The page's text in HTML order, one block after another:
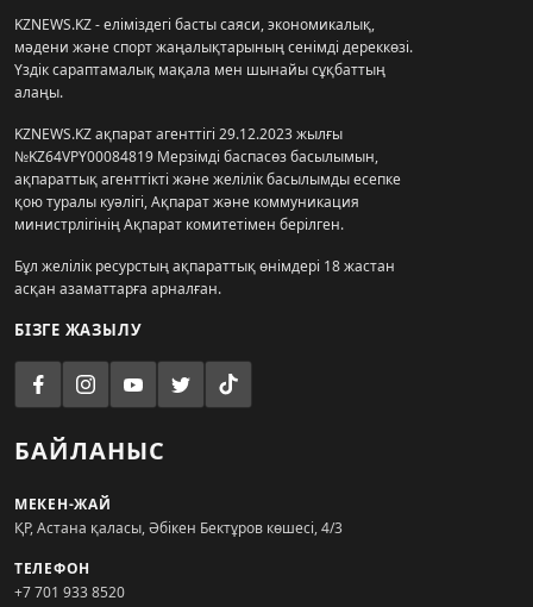
KZNEWS.KZ - еліміздегі басты саяси, экономикалық,
мәдени және спорт жаңалықтарының сенімді дереккөзі.
Үздік сараптамалық мақала мен шынайы сұқбаттың
алаңы.
KZNEWS.KZ ақпарат агенттігі 29.12.2023 жылғы
№KZ64VPY00084819 Мерзімді баспасөз басылымын,
ақпараттық агенттікті және желілік басылымды есепке
қою туралы куәлігі, Ақпарат және коммуникация
министрлігінің Ақпарат комитетімен берілген.
Бұл желілік ресурстың ақпараттық өнімдері 18 жастан
асқан азаматтарға арналған.
БІЗГЕ ЖАЗЫЛУ
БАЙЛАНЫС
МЕКЕН-ЖАЙ
ҚР, Астана қаласы, Әбікен Бектұров көшесі, 4/3
ТЕЛЕФОН
+7 701 933 8520